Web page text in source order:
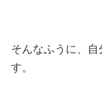
そんなふうに、
す。